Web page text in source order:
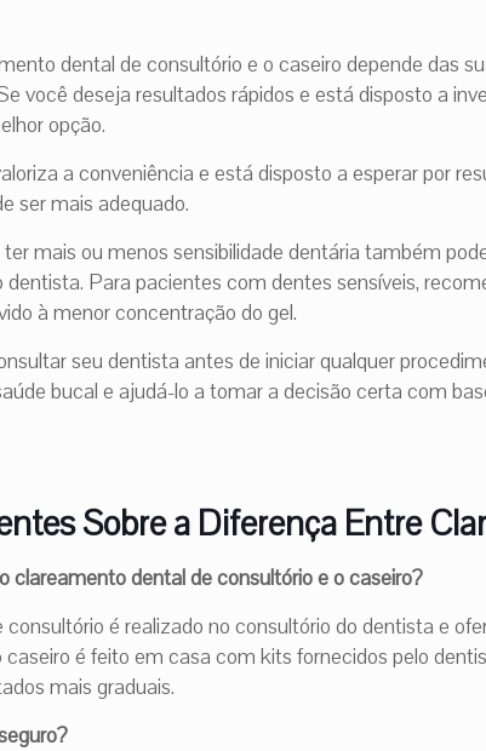
dental de consultório e o caseiro depende das
você deseja resultados rápidos e está disposto a
opção.
a conveniência e está disposto a esperar por
ser mais adequado.
mais ou menos sensibilidade dentária também
Para pacientes com dentes sensíveis,
à menor concentração do gel.
seu dentista antes de iniciar qualquer
bucal e ajudá-lo a tomar a decisão certa com
Sobre a Diferença Entre
clareamento dental de consultório e o caseiro?
é realizado no consultório do dentista e
é feito em casa com kits fornecidos pelo
mais graduais.